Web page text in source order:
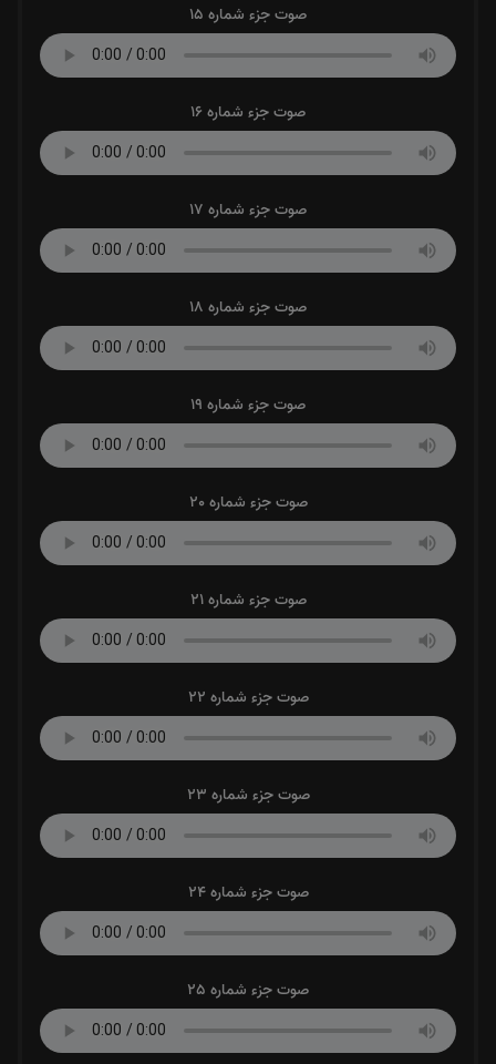
صوت جزء شماره 15
صوت جزء شماره 16
صوت جزء شماره 17
صوت جزء شماره 18
صوت جزء شماره 19
صوت جزء شماره 20
صوت جزء شماره 21
صوت جزء شماره 22
صوت جزء شماره 23
صوت جزء شماره 24
صوت جزء شماره 25